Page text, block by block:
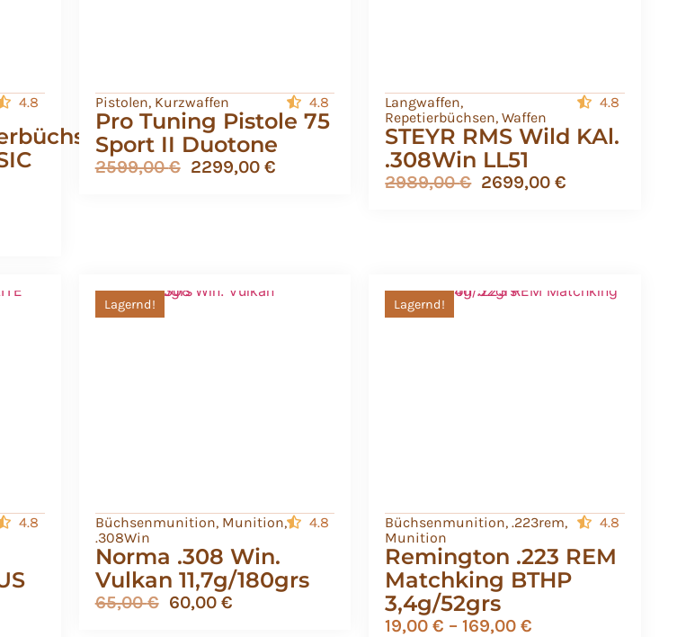
4.8
Pro Tuning Pistole 75
Sport II Duotone
Pistolen, Kurzwaffen 4.8
2599,00€ 2299,00 €
STEYR RMS Wild KAl.
.308Win LL51
Langwaffen,
Repetierbüchsen,Waffen
4.8
2989,00€ 2699,00€
4.8
Norma .308 Win.
Vulkan 11,7g/180grs
Büchsenmunition, Munition,
.308Win
4.8
Lagernd!
65,00€ 60,00 €
Remington .223 REM
Matchking BTHP
3,4g/52grs
Büchsenmunition,.223rem,
Munition
4.8
Lagernd!
19,00€ –169,00€